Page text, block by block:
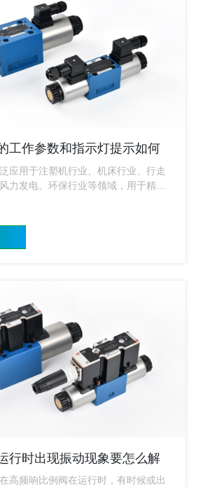
工作参数和指示灯提示如何
应用于注塑机行业、机床行业、行走
力发电、环保行业等领域，用于精确
力。高频响比例阀的工作参数和指示
行时出现振动现象要怎么解
高频响比例阀在运行时，有时候或出